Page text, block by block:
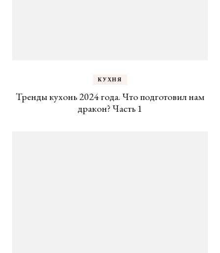
КУХНЯ
Тренды кухонь 2024 года. Что подготовил нам
дракон? Часть 1